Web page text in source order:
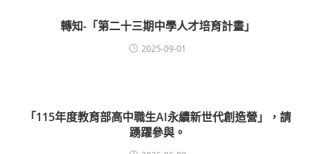
轉知-「第二十三期中學人才培育計畫」
2025-09-01
「115年度教育部高中職生AI永續新世代創造營」，請
踴躍參與。